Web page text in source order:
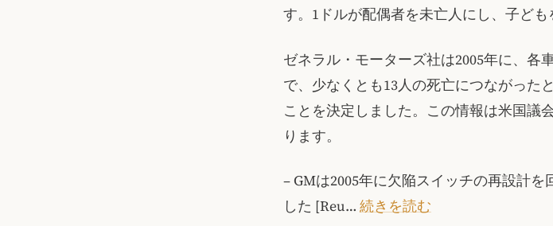
す。1ドルが配偶者を未亡人にし、子ども
ゼネラル・モーターズ社は2005年に、各
で、少なくとも13人の死亡につながった
ことを決定しました。この情報は米国議
ります。
– GMは2005年に欠陥スイッチの再設計
した [Reu… 続きを読む